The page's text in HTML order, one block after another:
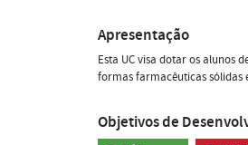
Apresentação
Esta UC visa dotar os alunos
formas farmacêuticas sólidas
Objetivos de